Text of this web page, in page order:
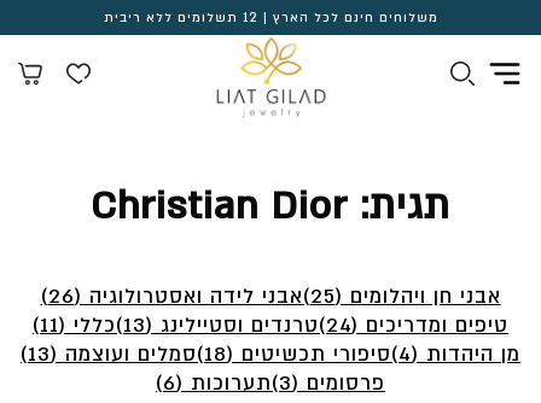
משלוחים חינם לכל הארץ | 12 תשלומים ללא ריבית
תגית: Christian Dior
אבני חן ויהלומים (25)
אבני לידה ואסטרולוגיה (26)
טיפים ומדריכים (24)
טרנדים וסטיילינג (13)
כללי (11)
מן היהדות (4)
סיפורי תכשיטים (18)
סמלים ועוצמה (13)
פרסומים (3)
תערוכות (6)